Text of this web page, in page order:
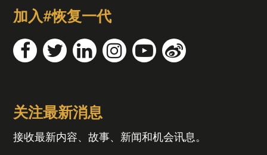
加入#恢复一代
关注最新消息
接收最新内容、故事、新闻和机会讯息。